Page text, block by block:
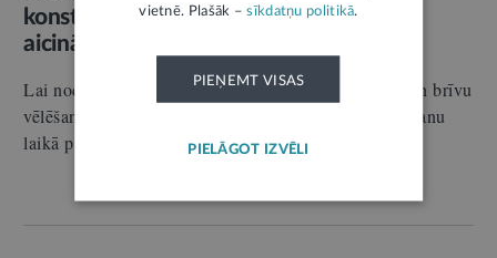
konstatēšanai nav nepieciešams tiešs
aicinājums balsot
Lai nodrošinātu Satversmē nostiprinātā vienlīdzīgu un brīvu
vēlēšanu principa ievērošanu, tiesību akti priekšvēlēšanu
laikā paredz ierobežojumus…
vietnē. Plašāk –sīkdatņu politikā.
PIEŅEMT VISAS
PIELĀGOT IZVĒLI